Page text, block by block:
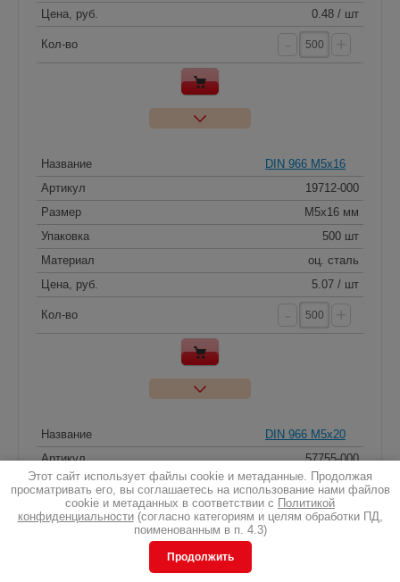
Цена, руб.
0.48 / шт
Кол-во
Название
DIN 966 M5x16
Артикул
19712-000
Размер
M5x16 мм
Упаковка
500 шт
Материал
оц. сталь
Цена, руб.
5.07 / шт
Кол-во
Название
DIN 966 M5x20
Артикул
57755-000
Размер
M5x20 мм
Упаковка
500 шт
Этот сайт использует файлы cookie и метаданные. Продолжая
просматривать его, вы соглашаетесь на использование нами файлов
cookie и метаданных в соответствии с Политикой
конфиденциальности(согласно категориям и целям обработки ПД,
поименованным в п. 4.3)
Продолжить